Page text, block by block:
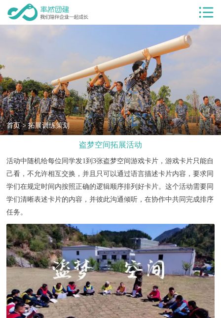
首页
团建基地
团建目的
客户案例
团建新闻
团建课堂
关于我们
联系我们
首页>拓展训练策划
盗梦空间拓展活动
活动中随机给每位同学发1到3张盗梦空间游戏卡片，游戏卡片只能自
己看，不允许相互交换，并且只可以通过语言描述卡片内容，要求同
学们在规定时间内按照正确的逻辑顺序排列好卡片。这个活动需要同
学们清晰表述卡片的内容，并彼此沟通倾听，在协作中共同完成排序
任务。